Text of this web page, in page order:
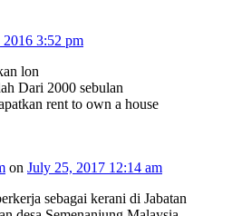
2016 3:52 pm
lon
Dari 2000 sebulan
rent to own a house
on July 25, 2017 12:14 am
sebagai kerani di Jabatan